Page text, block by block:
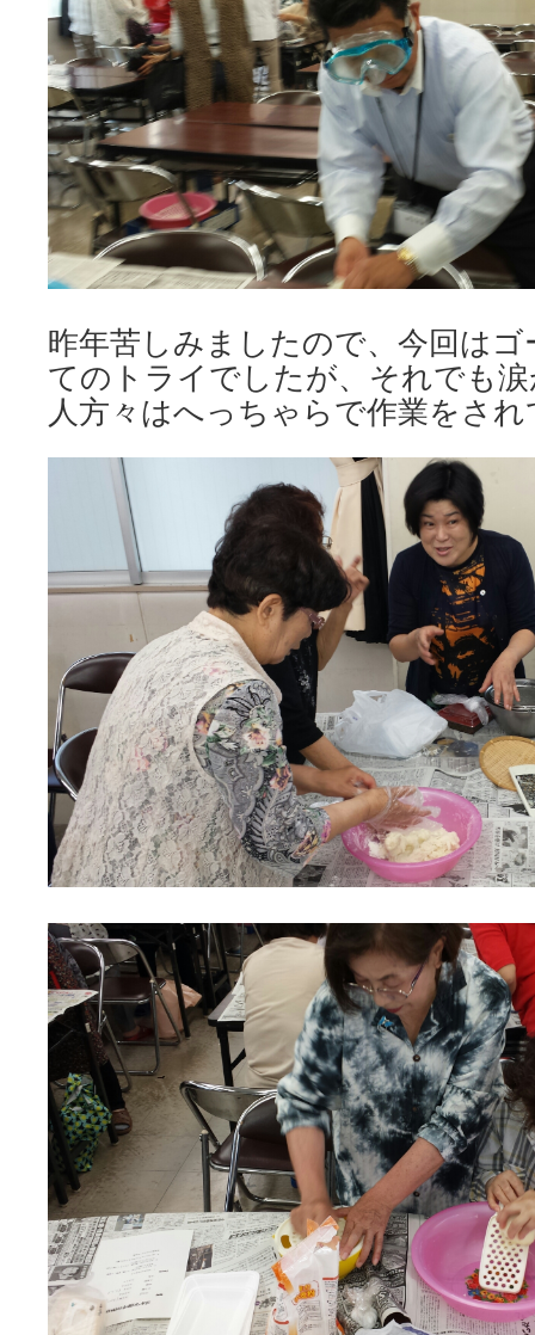
昨年苦しみましたので、今回は
てのトライでしたが、それでも
人方々はへっちゃらで作業をさ